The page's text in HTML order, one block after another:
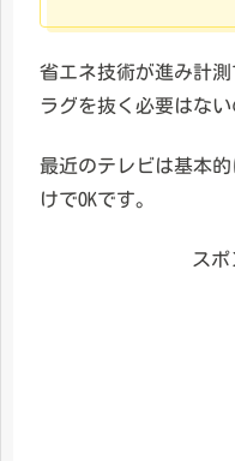
省エネ技術が進み計
ラグを抜く必要はない
最近のテレビは基本
けでOKです。
スポ